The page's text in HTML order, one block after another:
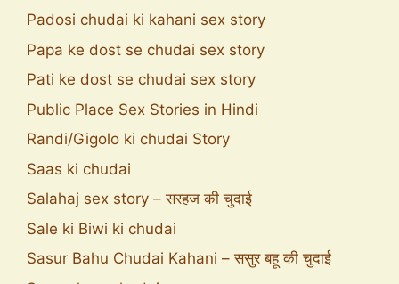
Padosi chudai ki kahani sex story
Papa ke dost se chudai sex story
Pati ke dost se chudai sex story
Public Place Sex Stories in Hindi
Randi/Gigolo ki chudai Story
Saas ki chudai
Salahaj sex story – सरहज की चुदाई
Sale ki Biwi ki chudai
Sasur Bahu Chudai Kahani – ससुर बहू की चुदाई